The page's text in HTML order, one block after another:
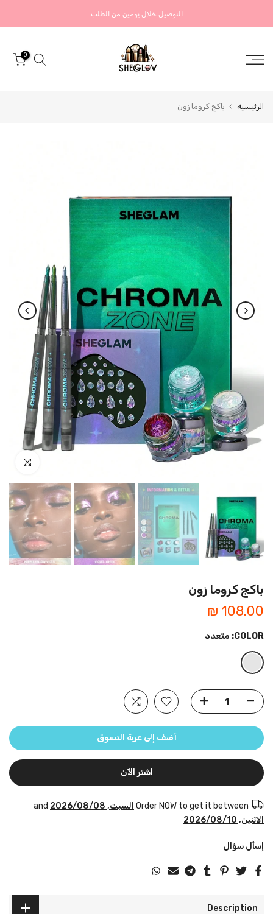
إلى
التوصيل خلال يومين من الطلب
0
الرئيسية باكج كروما زون
اضغط للتكبير
باكج كروما زون
108.00 ₪
COLOR: متعدد
أضف إلى عربة التسوق
اشتر الآن
Order NOW to get it between السبت, 2026/08/08
الاثنين, 2026/08/10
إسأل سؤال
Description